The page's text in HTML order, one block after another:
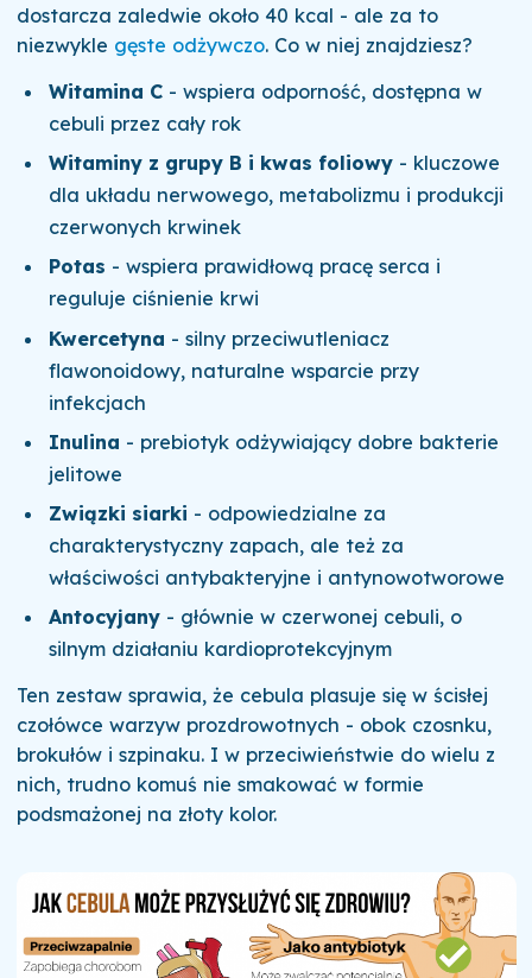
dostarcza zaledwie około 40 kcal - ale za to
niezwykle gęste odżywczo. Co w niej znajdziesz?
Witamina C - wspiera odporność, dostępna w
cebuli przez cały rok
Witaminy z grupy B i kwas foliowy - kluczowe
dla układu nerwowego, metabolizmu i produkcji
czerwonych krwinek
Potas - wspiera prawidłową pracę serca i
reguluje ciśnienie krwi
Kwercetyna - silny przeciwutleniacz
flawonoidowy, naturalne wsparcie przy
infekcjach
Inulina - prebiotyk odżywiający dobre bakterie
jelitowe
Związki siarki - odpowiedzialne za
charakterystyczny zapach, ale też za
właściwości antybakteryjne i antynowotworowe
Antocyjany - głównie w czerwonej cebuli, o
silnym działaniu kardioprotekcyjnym
Ten zestaw sprawia, że cebula plasuje się w ścisłej
czołówce warzyw prozdrowotnych - obok czosnku,
brokułów i szpinaku. I w przeciwieństwie do wielu z
nich, trudno komuś nie smakować w formie
podsmażonej na złoty kolor.